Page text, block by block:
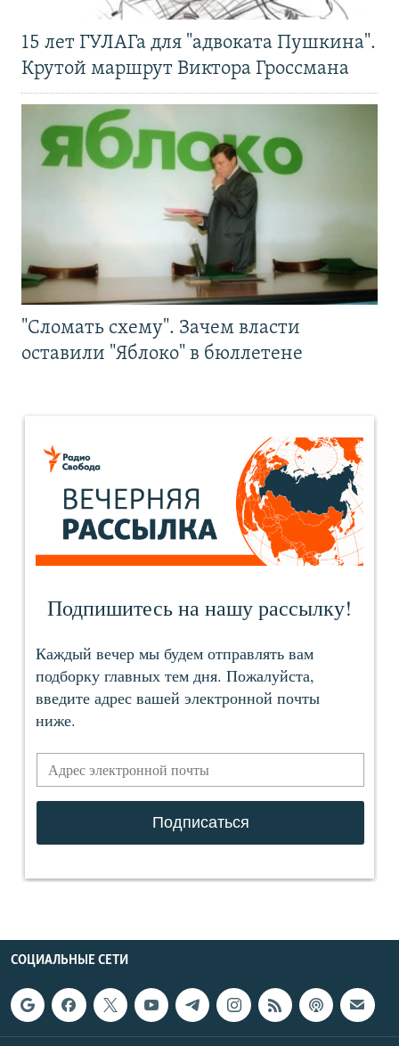
15 лет ГУЛАГа для "адвоката Пушкина".
Крутой маршрут Виктора Гроссмана
"Сломать схему". Зачем власти
оставили "Яблоко" в бюллетене
СОЦИАЛЬНЫЕ СЕТИ